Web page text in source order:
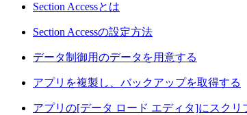
Section Accessとは
Section Accessの設定方法
データ制御用のデータを用意する
アプリを複製し、バックアップを取得する
アプリの[データ ロード エディタ]にスクリ